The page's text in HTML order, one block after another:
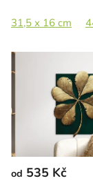
31,5 x 16 cm
od 535 Kč